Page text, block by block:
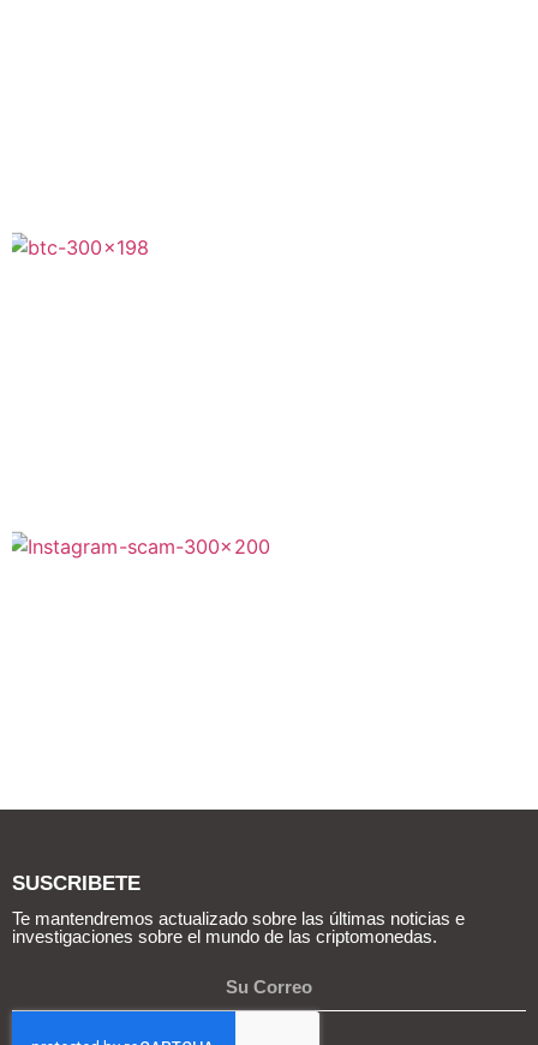
SUSCRIBETE
Te mantendremos actualizado sobre las últimas noticias e
investigaciones sobre el mundo de las criptomonedas.